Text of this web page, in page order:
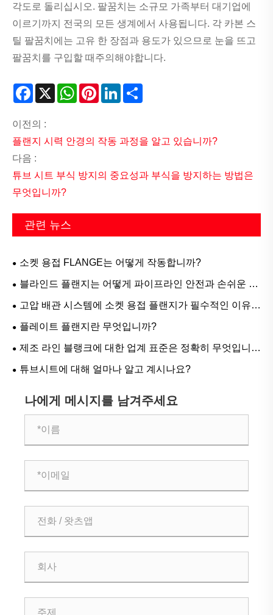
각도로 돌리십시오. 팔꿈치는 소규모 가족부터 대기업에
이르기까지 전국의 모든 생계에서 사용됩니다. 각 카본 스
틸 팔꿈치에는 고유 한 장점과 용도가 있으므로 눈을 뜨고
팔꿈치를 구입할 때주의해야합니다.
Facebook
X WhatsAppPinterestLinkedIn
이전의 :
플랜지 시력 안경의 작동 과정을 알고 있습니까?
다음 :
튜브 시트 부식 방지의 중요성과 부식을 방지하는 방법은
무엇입니까?
관련 뉴스
소켓 용접 FLANGE는 어떻게 작동합니까?
블라인드 플랜지는 어떻게 파이프라인 안전과 손쉬운 유
지 관리를 보장합니까?
고압 배관 시스템에 소켓 용접 플랜지가 필수적인 이유는
무엇입니까?
플레이트 플랜지란 무엇입니까?
제조 라인 블랭크에 대한 업계 표준은 정확히 무엇입니
까?
튜브시트에 대해 얼마나 알고 계시나요?
나에게 메시지를 남겨주세요